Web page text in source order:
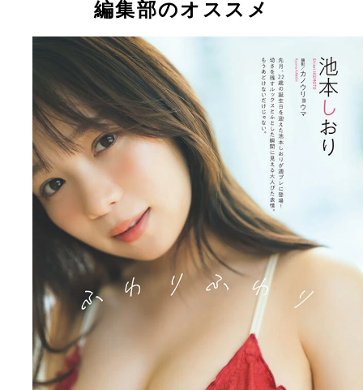
【デジタル限定】池本しおり写真集『ふわりふ
池本しおりデジタル写真集『ふわりふわり』 撮
編集部のオススメ